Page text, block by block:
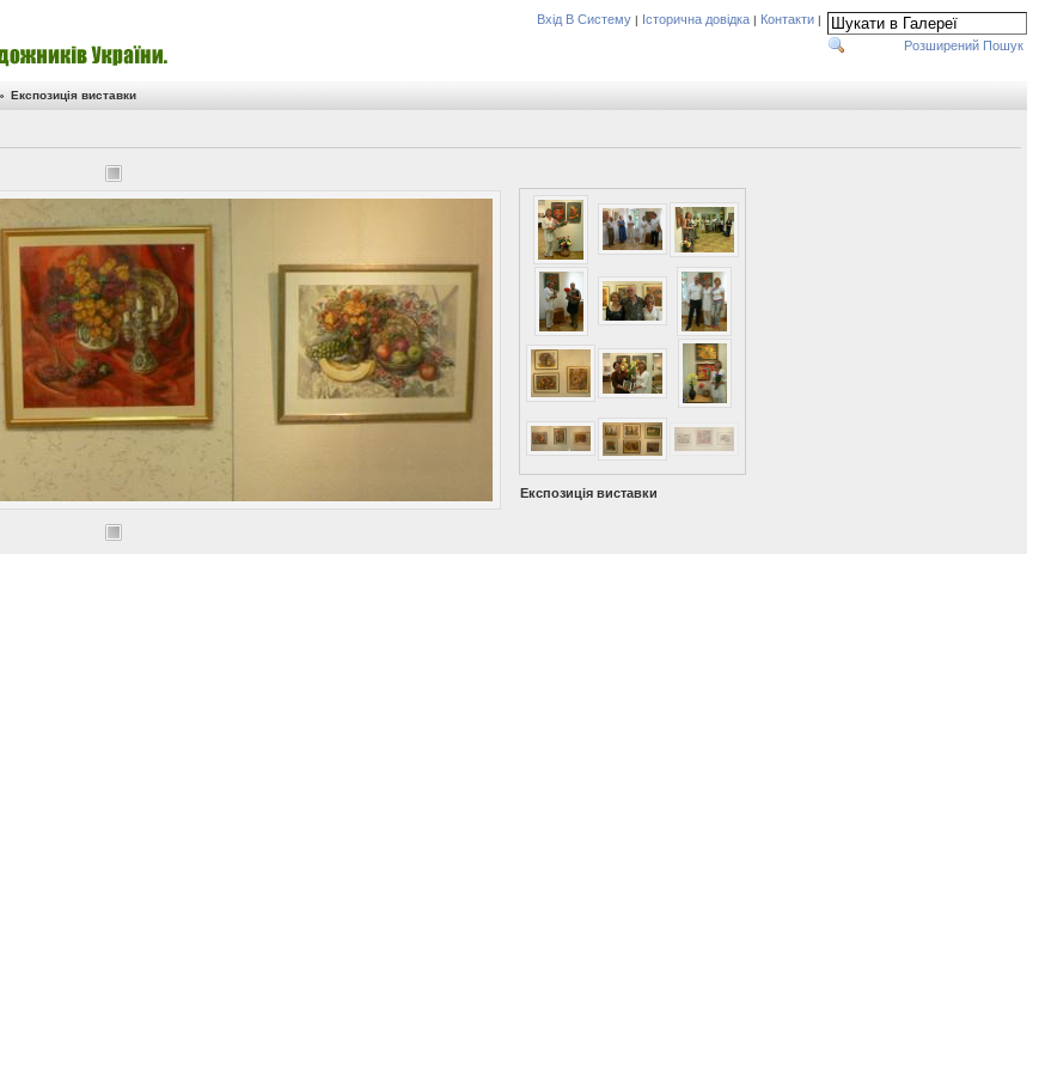
Вхід В Систему | Історична довідка | Контакти |
Розширений Пошук
Експозиція виставки
Експозиція виставки